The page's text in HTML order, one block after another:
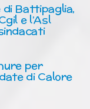
Battipaglia,
e l’Asl
per
di Calore